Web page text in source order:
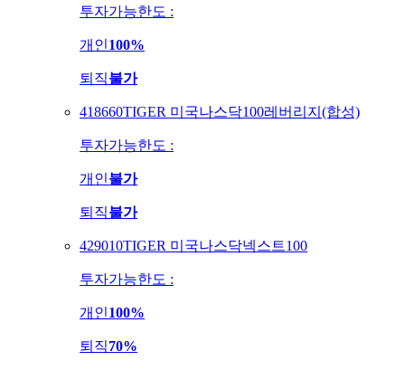
투자가능한도 :
개인100%
퇴직불가
418660TIGER 미국나스닥100레버리지(합성)
투자가능한도 :
개인불가
퇴직불가
429010TIGER 미국나스닥넥스트100
투자가능한도 :
개인100%
퇴직70%